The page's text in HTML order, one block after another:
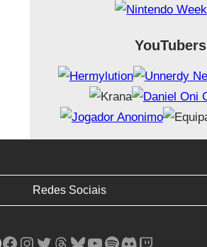
YouTubers
Redes Sociais
Facebook Instagram Twitter Threads Bluesky YouTube Spotify Discord Twitch